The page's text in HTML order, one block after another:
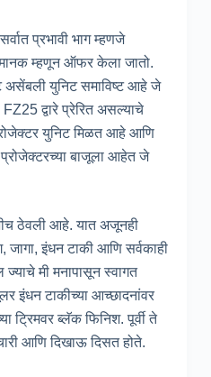
प्रभावी भाग म्हणजे
मानक म्हणून ऑफर केला जातो.
असेंबली युनिट समाविष्ट आहे जे
द्वारे प्रेरित असल्याचे
युनिट मिळत आहे आणि
बाजूला आहेत जे
ठेवली आहे. यात अजूनही
जागा, इंधन टाकी आणि सर्वकाही
मी मनापासून स्वागत
इंधन टाकीच्या आच्छादनांवर
ट्रिमवर ब्लॅक फिनिश. पूर्वी ते
आणि दिखाऊ दिसत होते.